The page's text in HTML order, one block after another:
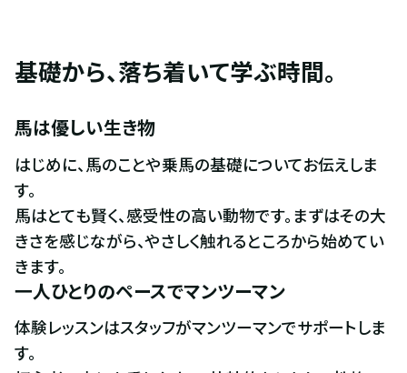
基礎から、落ち着いて学ぶ時間。
馬は優しい生き物
はじめに、馬のことや乗馬の基礎についてお伝えしま
す。
馬はとても賢く、感受性の高い動物です。まずはその大
きさを感じながら、やさしく触れるところから始めてい
きます。
一人ひとりのペースでマンツーマン
体験レッスンはスタッフがマンツーマンでサポートしま
す。